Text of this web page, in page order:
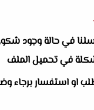
في حالة وجود
في تحميل الملف
او استفسار برجاء